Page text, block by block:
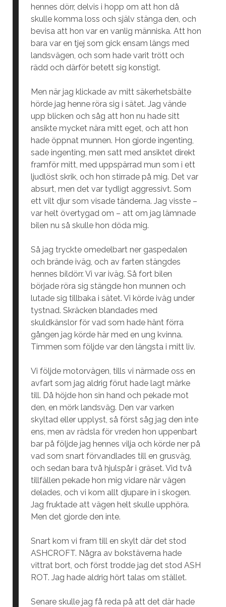
hennes dörr, delvis i hopp om att hon då
skulle komma loss och själv stänga den, och
bevisa att hon var en vanlig människa. Att hon
bara var en tjej som gick ensam längs med
landsvägen, och som hade varit trött och
rädd och därför betett sig konstigt.
Men när jag klickade av mitt säkerhetsbälte
hörde jag henne röra sig i sätet. Jag vände
upp blicken och såg att hon nu hade sitt
ansikte mycket nära mitt eget, och att hon
hade öppnat munnen. Hon gjorde ingenting,
sade ingenting, men satt med ansiktet direkt
framför mitt, med uppspärrad mun som i ett
ljudlöst skrik, och hon stirrade på mig. Det var
absurt, men det var tydligt aggressivt. Som
ett vilt djur som visade tänderna. Jag visste –
var helt övertygad om – att om jag lämnade
bilen nu så skulle hon döda mig.
Så jag tryckte omedelbart ner gaspedalen
och brände iväg, och av farten stängdes
hennes bildörr. Vi var iväg. Så fort bilen
började röra sig stängde hon munnen och
lutade sig tillbaka i sätet. Vi körde iväg under
tystnad. Skräcken blandades med
skuldkänslor för vad som hade hänt förra
gången jag körde här med en ung kvinna.
Timmen som följde var den längsta i mitt liv.
Vi följde motorvägen, tills vi närmade oss en
avfart som jag aldrig förut hade lagt märke
till. Då höjde hon sin hand och pekade mot
den, en mörk landsväg. Den var varken
skyltad eller upplyst, så först såg jag den inte
ens, men av rädsla för vreden hon uppenbart
bar på följde jag hennes vilja och körde ner på
vad som snart förvandlades till en grusväg,
och sedan bara två hjulspår i gräset. Vid två
tillfällen pekade hon mig vidare när vägen
delades, och vi kom allt djupare in i skogen.
Jag fruktade att vägen helt skulle upphöra.
Men det gjorde den inte.
Snart kom vi fram till en skylt där det stod
ASHCROFT. Några av bokstäverna hade
vittrat bort, och först trodde jag det stod ASH
ROT. Jag hade aldrig hört talas om stället.
Senare skulle jag få reda på att det där hade